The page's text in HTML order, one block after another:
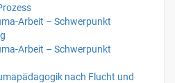
Arbeit – Schwerpunkt
Arbeit – Schwerpunkt
nach Flucht und